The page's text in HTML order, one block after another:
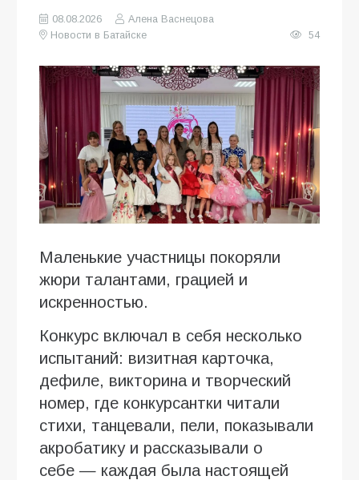
08.08.2026
Алена Васнецова
Новости в Батайске
54
Маленькие участницы покоряли
жюри талантами, грацией и
искренностью.
Конкурс включал в себя несколько
испытаний: визитная карточка,
дефиле, викторина и творческий
номер, где конкурсантки читали
стихи, танцевали, пели, показывали
акробатику и рассказывали о
себе — каждая была настоящей